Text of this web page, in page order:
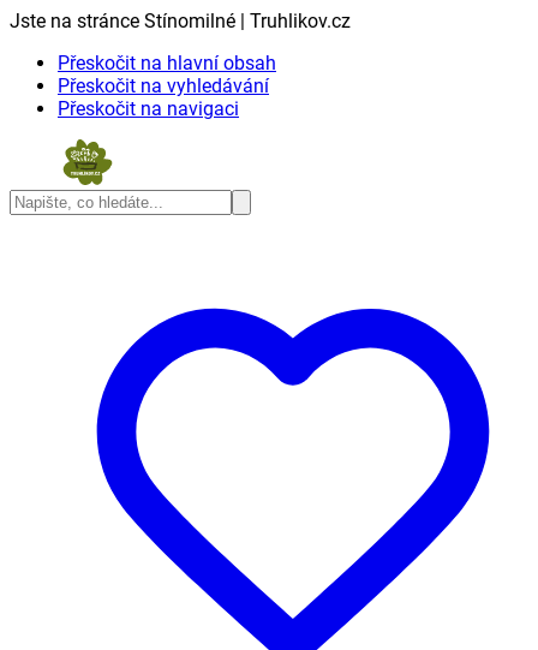
Jste na stránce Stínomilné | Truhlikov.cz
Přeskočit na hlavní obsah
Přeskočit na vyhledávání
Přeskočit na navigaci